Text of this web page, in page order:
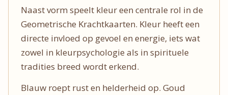
Naast vorm speelt kleur een centrale rol in de
Geometrische Krachtkaarten. Kleur heeft een
directe invloed op gevoel en energie, iets wat
zowel in kleurpsychologie als in spirituele
tradities breed wordt erkend.
Blauw roept rust en helderheid op. Goud